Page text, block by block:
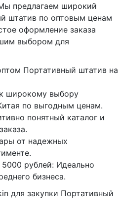
предлагаем широкий
штатив по оптовым ценам
оформление заказа
выбором для
Портативный штатив на
широкому выбору
по выгодным ценам.
понятный каталог и
от надежных
рублей: Идеально
бизнеса.
для закупки Портативный